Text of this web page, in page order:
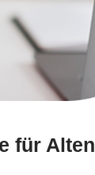
für